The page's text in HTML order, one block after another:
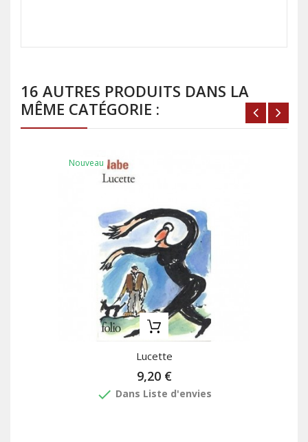
16 AUTRES PRODUITS DANS LA
MÊME CATÉGORIE :
Nouveau
Lucette
9,20 €
done Dans Liste d'envies